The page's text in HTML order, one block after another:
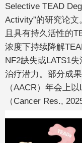
Selective TEAD
Activity”的研究论
且具有持久活性的
浓度下持续降解
NF2缺失或LATS1
治疗潜力。部分成
（AACR）年会上
（Cancer Res.,